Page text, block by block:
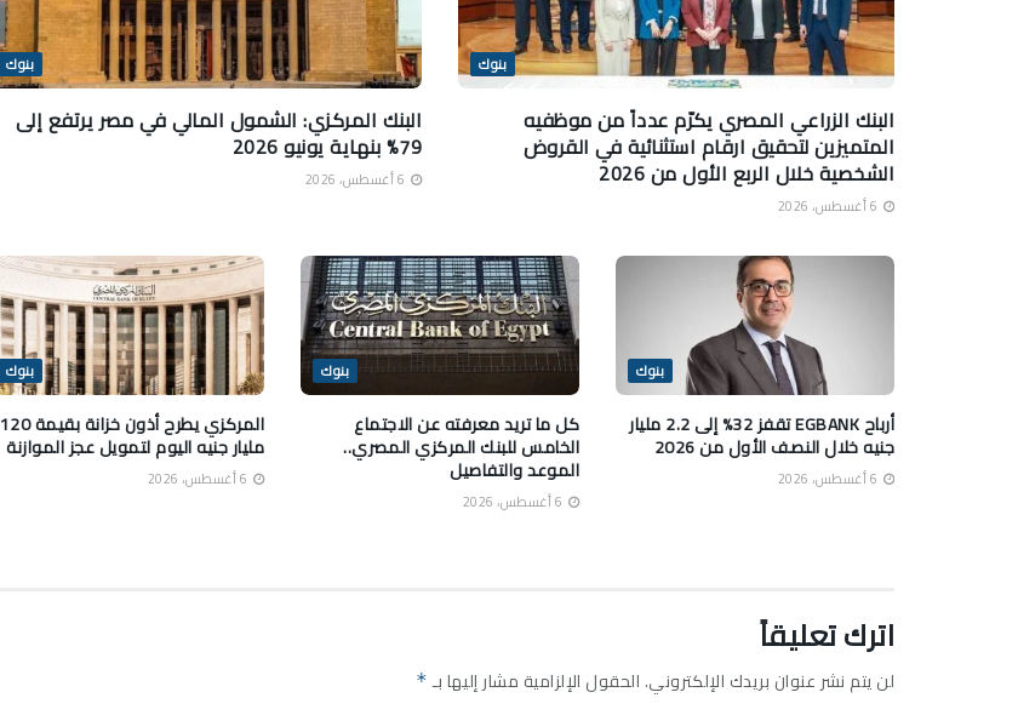
بنوك
البنك الزراعي المصري يكرّم عدداً من موظفيه
المتميزين لتحقيق ارقام استثنائية في القروض
الشخصية خلال الربع الأول من 2026
بنوك
البنك المركزي: الشمول المالي في مصر يرتفع إلى
79% بنهاية يونيو 2026
بنوك
أرباح EGBANK تقفز 32% إلى 2.2 مليار
جنيه خلال النصف الأول من 2026
بنوك
كل ما تريد معرفته عن الاجتماع
الخامس للبنك المركزي المصري..
الموعد والتفاصيل
بنوك
المركزي يطرح أذون خزانة بقيمة 120
مليار جنيه اليوم لتمويل عجز الموازنة
اترك تعليقاً
لن يتم نشر عنوان بريدك الإلكتروني.الحقول الإلزامية مشار إليها بـ *